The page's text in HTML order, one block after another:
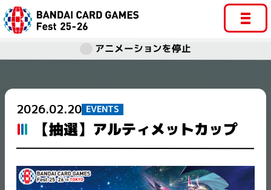
アニメーションを停止
2026.02.20 EVENTS
【抽選】アルティメットカップ